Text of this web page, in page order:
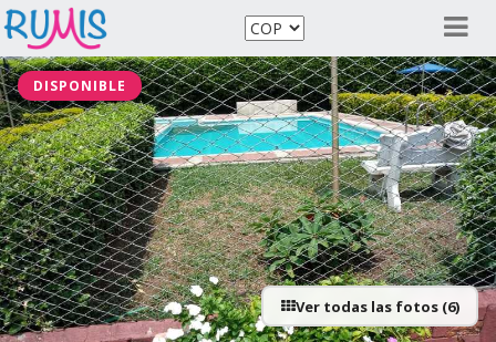
DISPONIBLE
Ver todas las fotos (6)